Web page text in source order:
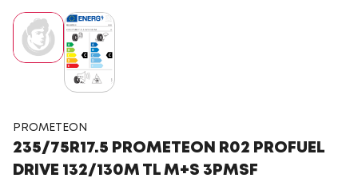
PROMETEON
235/75R17.5 PROMETEON R02 PROFUEL
DRIVE 132/130M TL M+S 3PMSF